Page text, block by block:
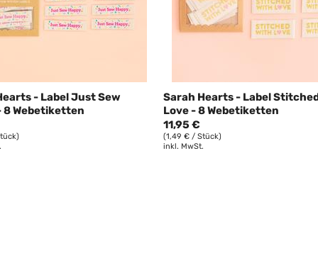
- Label Just Sew
8 Webetiketten
Sarah Hearts - Label
Love - 8 Webetiketten
11,95 €
(1,49 € / Stück)
inkl. MwSt.